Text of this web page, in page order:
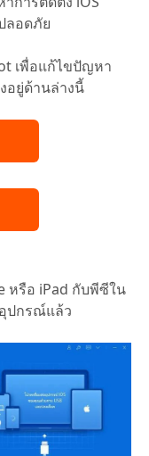
ลอดภัย
เพื่อแก้ไขปัญหา
อยู่ด้านล่างนี้
หรือ iPad กับพีซีใน
ปกรณ์แล้ว